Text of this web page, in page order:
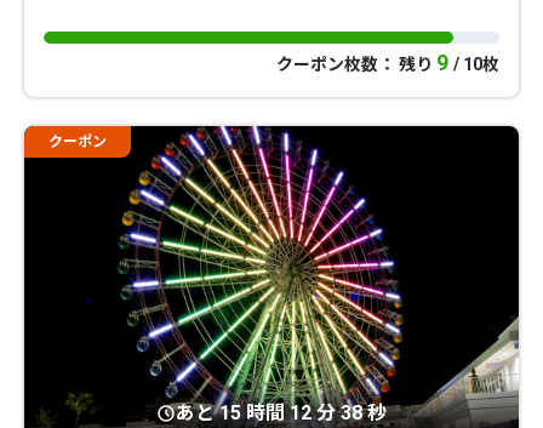
クーポン枚数： 残り 9 / 10枚
クーポン
あと 15 時間 12 分 37 秒